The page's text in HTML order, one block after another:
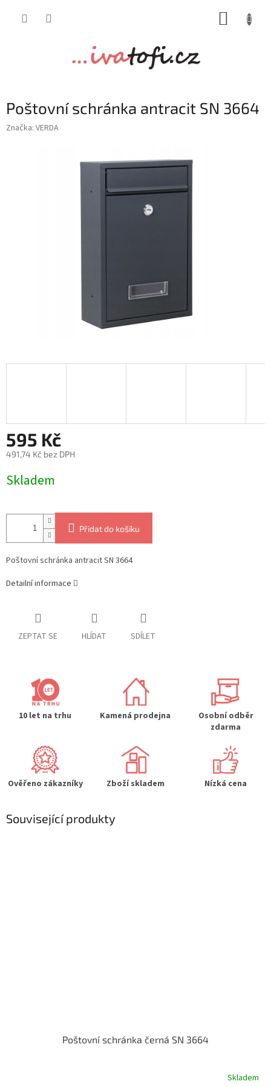
Poštovní schránka antracit SN 3664
Značka: VERDA
595 Kč
491,74 Kč bez DPH
cena:
Skladem
Přidat do košíku
Poštovní schránka antracit SN 3664
Detailní informace
ZEPTAT SE HLÍDAT SDÍLET
10 let na trhu Kamená prodejna
Osobní odběr
zdarma
Ověřeno zákazníky Zboží skladem Nízká cena
Související produkty
Poštovní schránka černá SN 3664
Skladem